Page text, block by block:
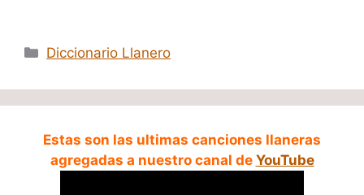
Categorías
Diccionario Llanero
Estas son las ultimas canciones llaneras
agregadas a nuestro canal de YouTube